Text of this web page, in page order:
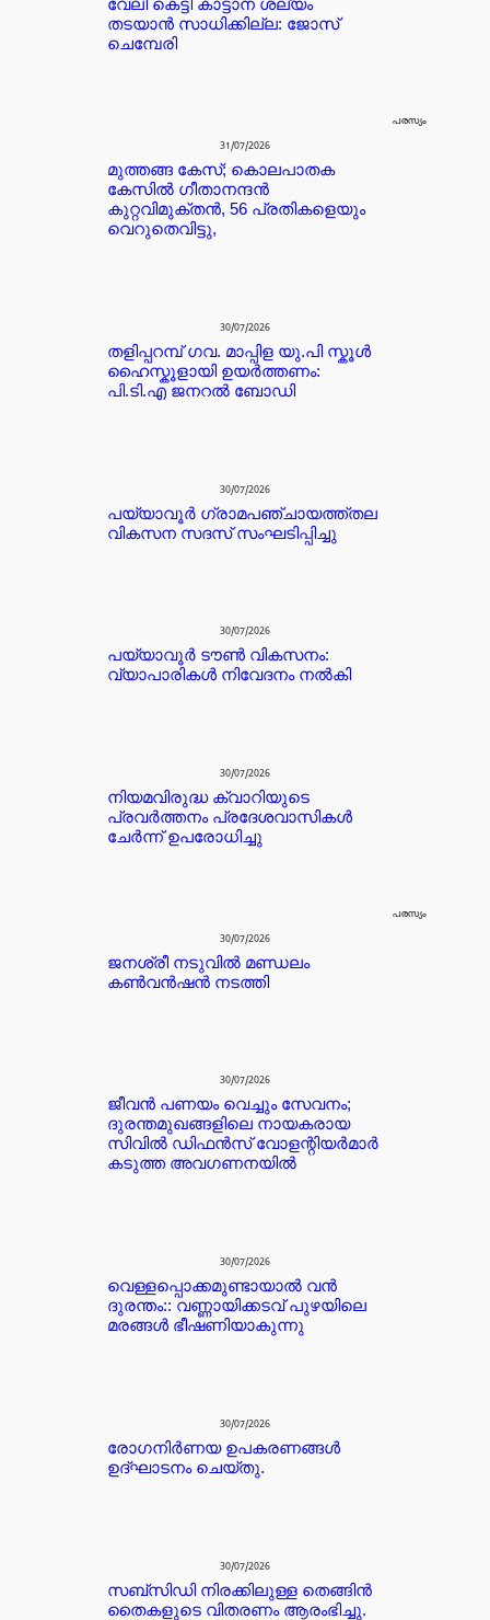
വേലി കെട്ടി കാട്ടാന ശല്യം
തടയാൻ സാധിക്കില്ല: ജോസ്
ചെമ്പേരി
പരസ്യം
31/07/2026
മുത്തങ്ങ കേസ്; കൊലപാതക
കേസില്‍ ഗീതാനന്ദൻ
കുറ്റവിമുക്തന്‍, 56 പ്രതികളെയും
വെറുതെവിട്ടു,
30/07/2026
തളിപ്പറമ്പ് ഗവ. മാപ്പിള യു.പി സ്കൂൾ
ഹൈസ്കൂളായി ഉയർത്തണം:
പി.ടി.എ ജനറൽ ബോഡി
30/07/2026
പയ്യാവൂർ ഗ്രാമപഞ്ചായത്ത്തല
വികസന സദസ് സംഘടിപ്പിച്ചു
30/07/2026
പയ്യാവൂർ ടൗൺ വികസനം:
വ്യാപാരികൾ നിവേദനം നൽകി
30/07/2026
നിയമവിരുദ്ധ ക്വാറിയുടെ
പ്രവർത്തനം പ്രദേശവാസികൾ
ചേർന്ന് ഉപരോധിച്ചു
പരസ്യം
30/07/2026
ജനശ്രീ നടുവിൽ മണ്ഡലം
കൺവൻഷൻ നടത്തി
30/07/2026
ജീവൻ പണയം വെച്ചും സേവനം;
ദുരന്തമുഖങ്ങളിലെ നായകരായ
സിവിൽ ഡിഫൻസ് വോളന്റിയർമാർ
കടുത്ത അവഗണനയിൽ
30/07/2026
വെള്ളപ്പൊക്കമുണ്ടായാൽ വൻ
ദുരന്തം:: വണ്ണായിക്കടവ് പുഴയിലെ
മരങ്ങൾ ഭീഷണിയാകുന്നു
30/07/2026
രോഗനിർണയ ഉപകരണങ്ങൾ
ഉദ്ഘാടനം ചെയ്തു.
30/07/2026
സബ്സിഡി നിരക്കിലുള്ള തെങ്ങിൻ
തൈകളുടെ വിതരണം ആരംഭിച്ചു.